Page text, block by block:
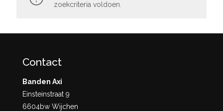
zoekcriteria voldoen.
Contact
Banden Axi
Einsteinstraat 9
6604bw Wijchen